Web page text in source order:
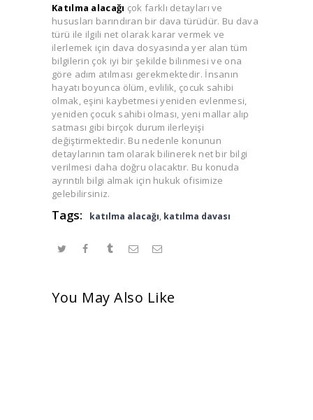
Katılma alacağı çok farklı detayları ve
hususları barındıran bir dava türüdür. Bu dava
türü ile ilgili net olarak karar vermek ve
ilerlemek için dava dosyasında yer alan tüm
bilgilerin çok iyi bir şekilde bilinmesi ve ona
göre adım atılması gerekmektedir. İnsanın
hayatı boyunca ölüm, evlilik, çocuk sahibi
olmak, eşini kaybetmesi yeniden evlenmesi,
yeniden çocuk sahibi olması, yeni mallar alıp
satması gibi birçok durum ilerleyişi
değiştirmektedir. Bu nedenle konunun
detaylarının tam olarak bilinerek net bir bilgi
verilmesi daha doğru olacaktır. Bu konuda
ayrıntılı bilgi almak için hukuk ofisimize
gelebilirsiniz.
Tags: katılma alacağı, katılma davası
You May Also Like